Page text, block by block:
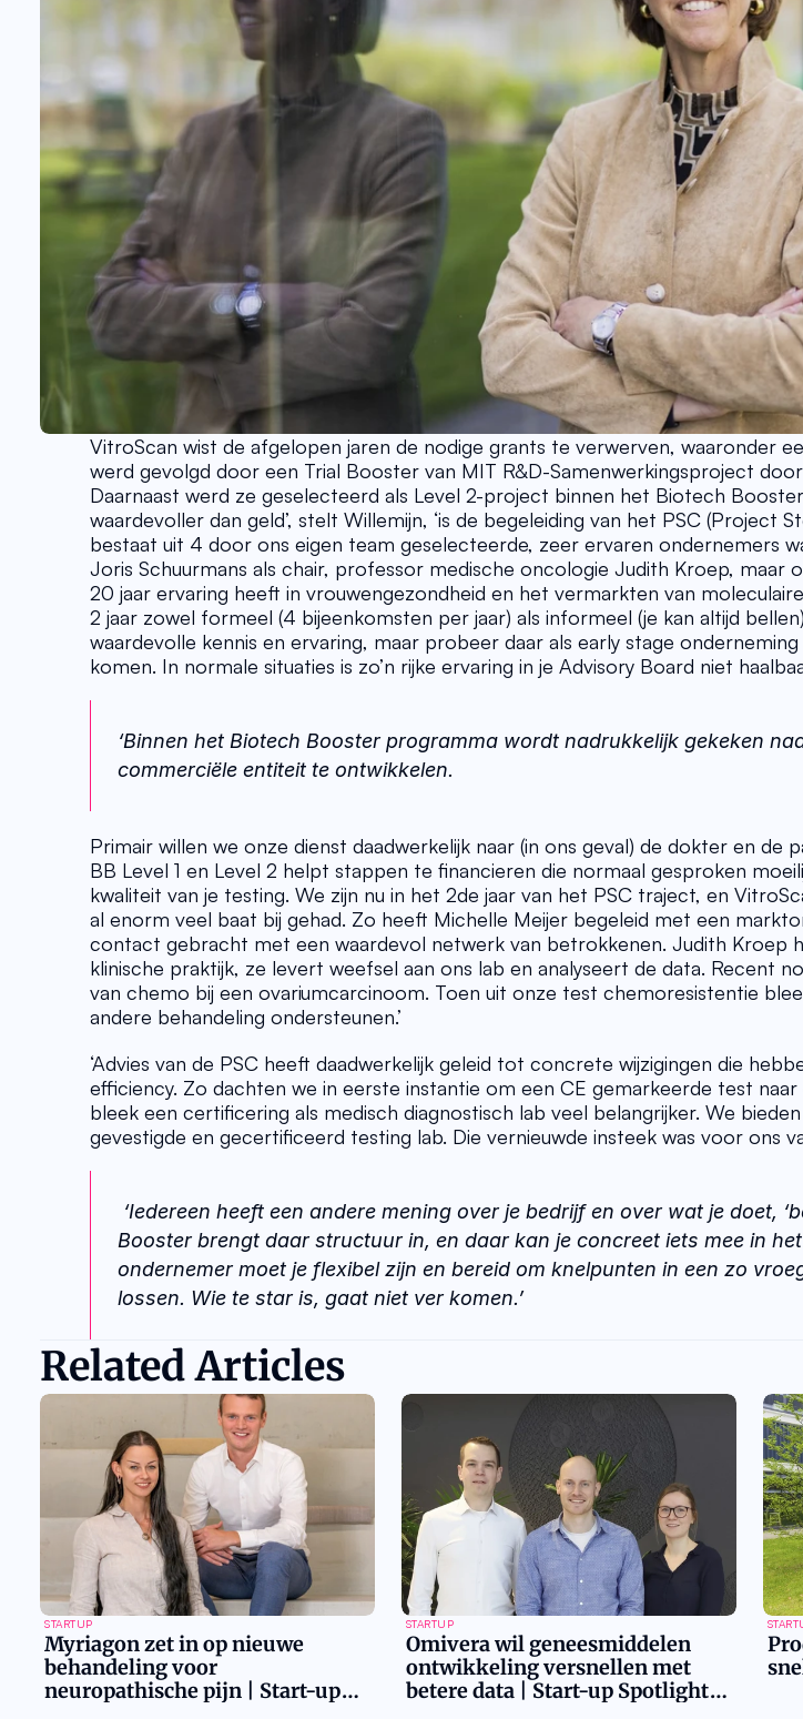
VitroScan wist de afgelopen jaren de nodige grants te verwerven, waaronder
werd gevolgd door een Trial Booster van MIT R&D-Samenwerkingsproject
Daarnaast werd ze geselecteerd als Level 2-project binnen het Biotech
waardevoller dan geld’, stelt Willemijn, ‘is de begeleiding van het PSC (Project
bestaat uit 4 door ons eigen team geselecteerde, zeer ervaren ondernemers
Joris Schuurmans als chair, professor medische oncologie Judith Kroep, maar
20 jaar ervaring heeft in vrouwengezondheid en het vermarkten van
2 jaar zowel formeel (4 bijeenkomsten per jaar) als informeel (je kan altijd
waardevolle kennis en ervaring, maar probeer daar als early stage
komen. In normale situaties is zo’n rijke ervaring in je Advisory Board niet
‘Binnen het Biotech Booster programma wordt nadrukkelijk gekeken
commerciële entiteit te ontwikkelen.
Primair willen we onze dienst daadwerkelijk naar (in ons geval) de dokter en de
BB Level 1 en Level 2 helpt stappen te financieren die normaal gesproken
kwaliteit van je testing. We zijn nu in het 2de jaar van het PSC traject, en
al enorm veel baat bij gehad. Zo heeft Michelle Meijer begeleid met een
contact gebracht met een waardevol netwerk van betrokkenen. Judith Kroep
klinische praktijk, ze levert weefsel aan ons lab en analyseert de data. Recent
van chemo bij een ovariumcarcinoom. Toen uit onze test chemoresistentie
andere behandeling ondersteunen.’
‘Advies van de PSC heeft daadwerkelijk geleid tot concrete wijzigingen die
efficiency. Zo dachten we in eerste instantie om een CE gemarkeerde test
bleek een certificering als medisch diagnostisch lab veel belangrijker. We
gevestigde en gecertificeerd testing lab. Die vernieuwde insteek was voor ons
‘Iedereen heeft een andere mening over je bedrijf en over wat je doet,
Booster brengt daar structuur in, en daar kan je concreet iets mee in
ondernemer moet je flexibel zijn en bereid om knelpunten in een zo
lossen. Wie te star is, gaat niet ver komen.’
Related Articles
STARTUP
Myriagon zet in op nieuwe
behandeling voor
neuropathische pijn | Start-up
STARTUP
Omivera wil geneesmiddelen
ontwikkeling versnellen met
betere data | Start-up Spotlight